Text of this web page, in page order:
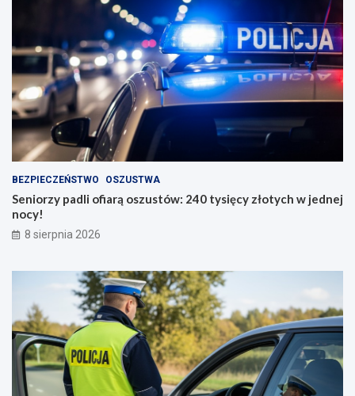
BEZPIECZEŃSTWO OSZUSTWA
Seniorzy padli ofiarą oszustów: 240 tysięcy złotych w jednej
nocy!
8 sierpnia 2026